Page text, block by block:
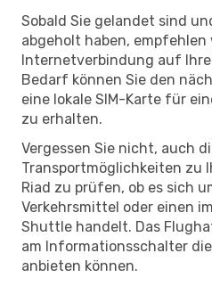
Sobald Sie gelandet sind
abgeholt haben, empfehlen
Internetverbindung auf
Bedarf können Sie den
eine lokale SIM-Karte für
zu erhalten.
Vergessen Sie nicht, auch
Transportmöglichkeiten zu
Riad zu prüfen, ob es sich
Verkehrsmittel oder einen
Shuttle handelt. Das
am Informationsschalter
anbieten können.